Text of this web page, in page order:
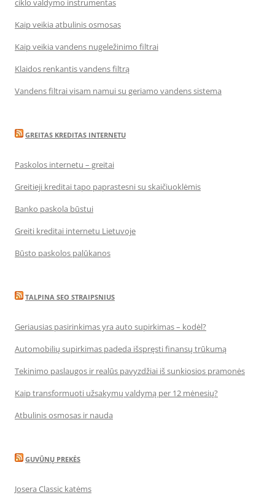
ciklo valdymo instrumentas
Kaip veikia atbulinis osmosas
Kaip veikia vandens nugeležinimo filtrai
Klaidos renkantis vandens filtrą
Vandens filtrai visam namui su geriamo vandens sistema
GREITAS KREDITAS INTERNETU
Paskolos internetu – greitai
Greitieji kreditai tapo paprastesni su skaičiuoklėmis
Banko paskola būstui
Greiti kreditai internetu Lietuvoje
Būsto paskolos palūkanos
TALPINA SEO STRAIPSNIUS
Geriausias pasirinkimas yra auto supirkimas – kodėl?
Automobilių supirkimas padeda išspręsti finansų trūkumą
Tekinimo paslaugos ir realūs pavyzdžiai iš sunkiosios pramonės
Kaip transformuoti užsakymų valdymą per 12 mėnesių?
Atbulinis osmosas ir nauda
GUVŪNŲ PREKĖS
Josera Classic katėms